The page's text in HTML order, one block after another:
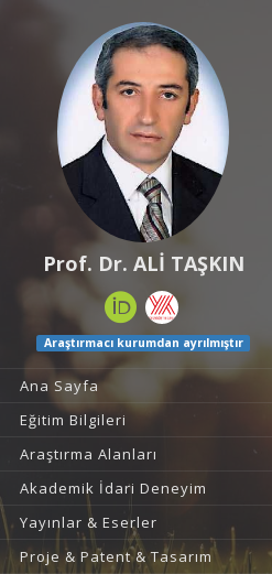
Prof. Dr. ALİ TAŞKIN
Araştırmacı kurumdan ayrılmıştır
Ana Sayfa
Eğitim Bilgileri
Araştırma Alanları
Akademik İdari Deneyim
Yayınlar & Eserler
Proje & Patent & Tasarım